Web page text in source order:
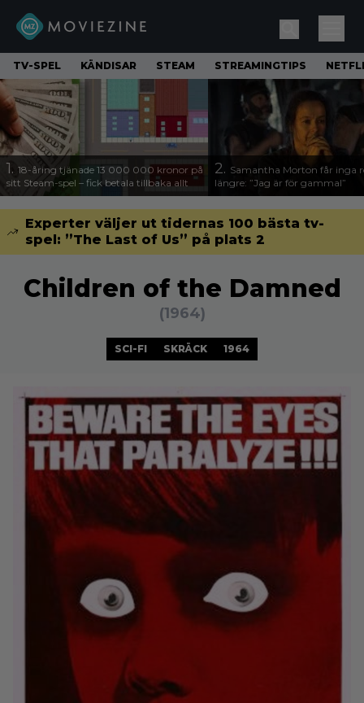
TV-SPEL KÄNDISAR STEAM STREAMINGTIPS
1. 18-åring tjänade 13 000 000 kronor på
sitt Steam-spel – fick betala tillbaka allt
2. Samantha Morton får inga
längre: ”Jag är för gammal”
Experter väljer ut tidernas 100 bästa tv-
spel: ”The Last of Us” på plats 2
Children of the Damned
(1964)
SCI-FI SKRÄCK 1964